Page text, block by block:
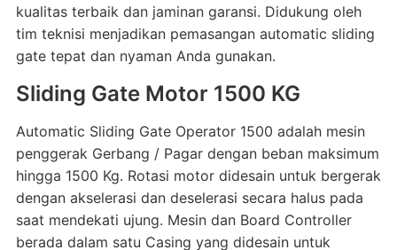
kualitas terbaik dan jaminan garansi. Didukung oleh
tim teknisi menjadikan pemasangan automatic sliding
gate tepat dan nyaman Anda gunakan.
Sliding Gate Motor 1500 KG
Automatic Sliding Gate Operator 1500 adalah mesin
penggerak Gerbang / Pagar dengan beban maksimum
hingga 1500 Kg. Rotasi motor didesain untuk bergerak
dengan akselerasi dan deselerasi secara halus pada
saat mendekati ujung. Mesin dan Board Controller
berada dalam satu Casing yang didesain untuk